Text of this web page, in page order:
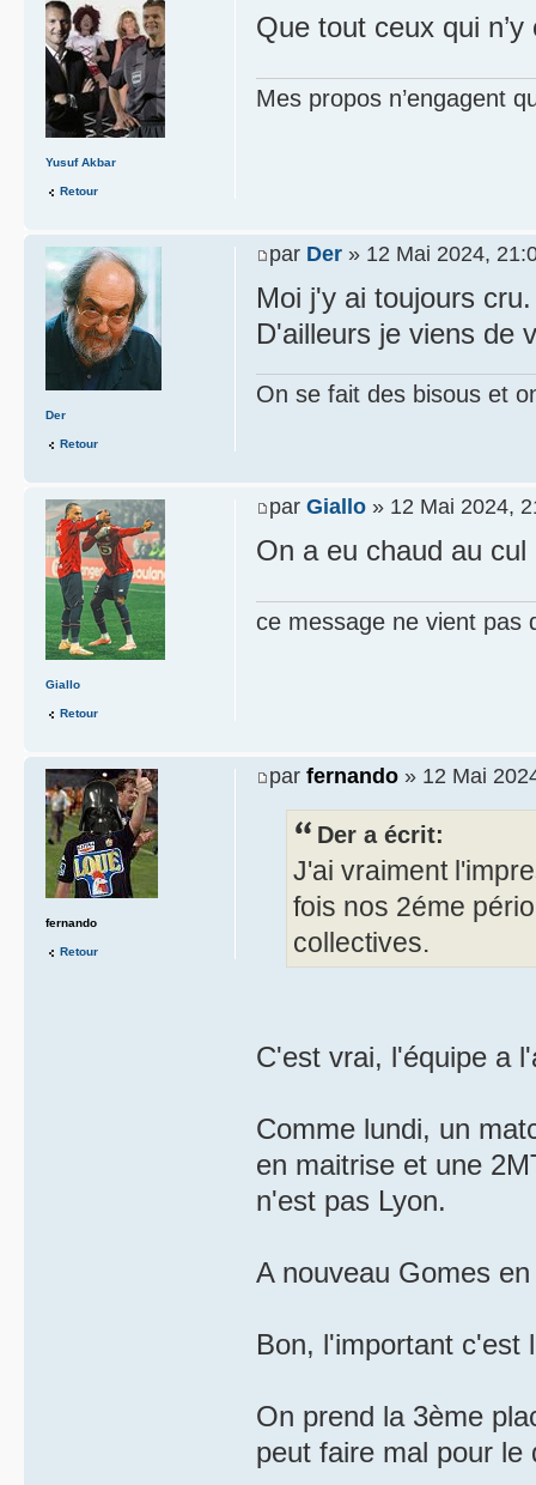
Que tout ceux qui
Mes propos n’engagent
Yusuf Akbar
Retour
par Der » 12 Mai 2024,
Moi j'y ai toujours cru.
D'ailleurs je viens de
On se fait des bisous et
Der
Retour
par Giallo » 12 Mai 2024,
On a eu chaud au
ce message ne vient pas
Giallo
Retour
par fernando » 12 Mai
Der a écrit:
J'ai vraiment
fois nos 2éme
collectives.
C'est vrai, l'équipe a
Comme lundi, un
en maitrise et une
n'est pas Lyon.
A nouveau Gomes
Bon, l'important c'est
On prend la 3ème
peut faire mal pour le
fernando
Retour